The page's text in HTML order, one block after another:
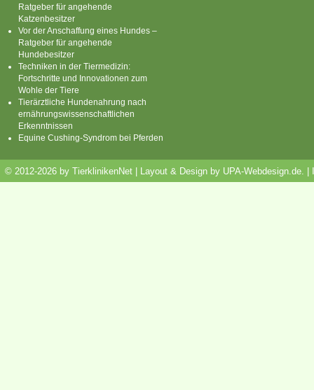
Ratgeber für angehende
Katzenbesitzer
Vor der Anschaffung eines Hundes –
Ratgeber für angehende
Hundebesitzer
Techniken in der Tiermedizin:
Fortschritte und Innovationen zum
Wohle der Tiere
Tierärztliche Hundenahrung nach
ernährungswissenschaftlichen
Erkenntnissen
Equine Cushing-Syndrom bei Pferden
© 2012-2026 by TierklinikenNet | Layout & Design by UPA-Webdesign.de.